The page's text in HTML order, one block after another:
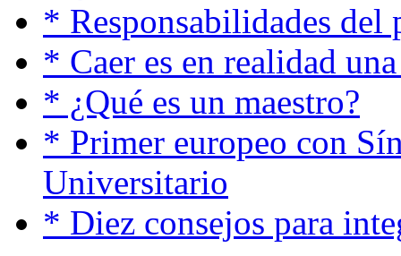
* Responsabilidades del
* Caer es en realidad
* ¿Qué es un maestro?
* Primer europeo con
Universitario
* Diez consejos para